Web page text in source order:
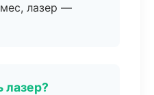
лазер —
лазер?